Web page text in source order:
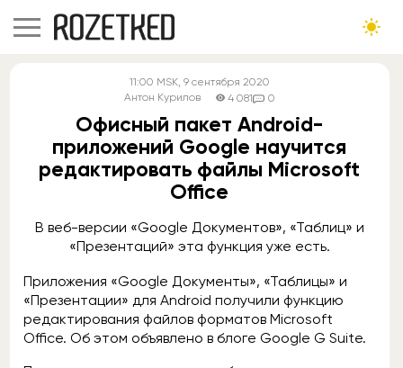
11:00 MSK, 9 сентября 2020
Антон Курилов
4 081 0
Офисный пакет Android-
приложений Google научится
редактировать файлы Microsoft
Office
В веб-версии «Google Документов», «Таблиц» и
«Презентаций» эта функция уже есть.
Приложения «Google Документы», «Таблицы» и
«Презентации» для Android получили функцию
редактирования файлов форматов Microsoft
Office. Об этом объявлено в блоге Google G Suite.